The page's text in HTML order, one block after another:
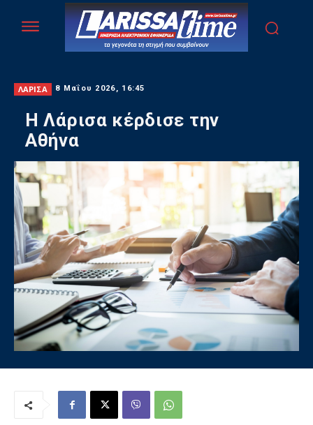
ΛΑΡΙΣΑ 8 Μαΐου 2026, 16:45
Η Λάρισα κέρδισε την
Αθήνα